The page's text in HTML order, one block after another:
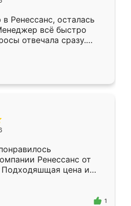
только здесь.
Ренессанс, осталась
всё быстро
отвечала сразу.
субботу, подошёл к
Собрали
аккуратно, даже
Ренессанс от
Подходяшщая цена и
Приехавший
Владислав
эскизу самый
1